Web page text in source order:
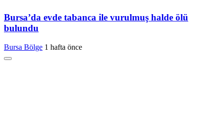
Bursa’da evde tabanca ile vurulmuş halde ölü
bulundu
Bursa Bölge 1 hafta önce